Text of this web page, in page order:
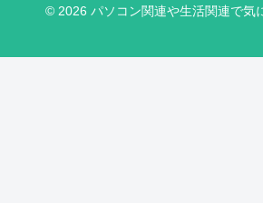
© 2026 パソコン関連や生活関連で気